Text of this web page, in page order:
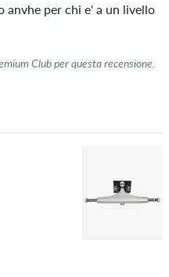
per chi e' a un livello
Club per questa recensione.